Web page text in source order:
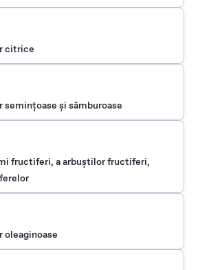
citrice
şi sâmburoase
fructiferi, a arbuştilor fructiferi,